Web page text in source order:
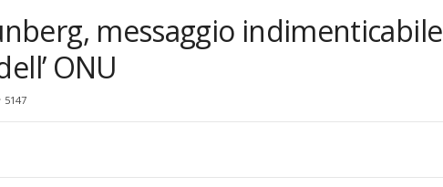
messaggio indimenticabile
ONU
5147